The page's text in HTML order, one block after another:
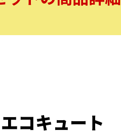
コキュート